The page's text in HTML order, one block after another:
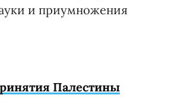
и приумножения
Палестины